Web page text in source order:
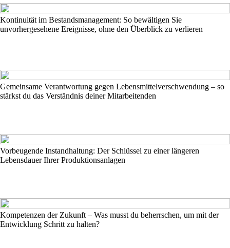
Kontinuität im Bestandsmanagement: So bewältigen Sie
unvorhergesehene Ereignisse, ohne den Überblick zu verlieren
Gemeinsame Verantwortung gegen Lebensmittelverschwendung – so
stärkst du das Verständnis deiner Mitarbeitenden
Vorbeugende Instandhaltung: Der Schlüssel zu einer längeren
Lebensdauer Ihrer Produktionsanlagen
Kompetenzen der Zukunft – Was musst du beherrschen, um mit der
Entwicklung Schritt zu halten?